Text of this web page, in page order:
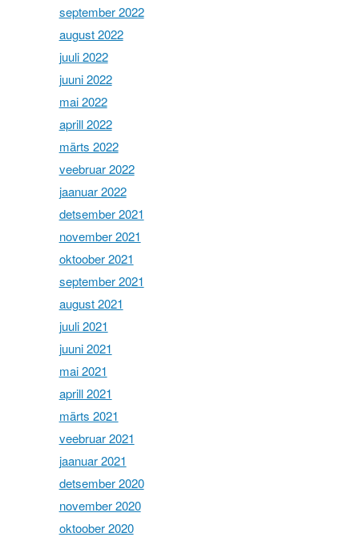
september 2022
august 2022
juuli 2022
juuni 2022
mai 2022
aprill 2022
märts 2022
veebruar 2022
jaanuar 2022
detsember 2021
november 2021
oktoober 2021
september 2021
august 2021
juuli 2021
juuni 2021
mai 2021
aprill 2021
märts 2021
veebruar 2021
jaanuar 2021
detsember 2020
november 2020
oktoober 2020